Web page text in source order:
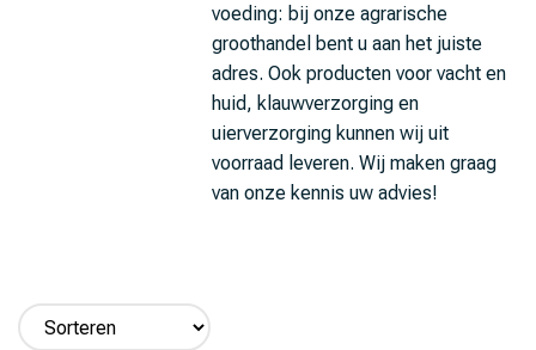
voeding: bij onze agrarische
groothandel bent u aan het juiste
adres. Ook producten voor vacht en
huid, klauwverzorging en
uierverzorging kunnen wij uit
voorraad leveren. Wij maken graag
van onze kennis uw advies!